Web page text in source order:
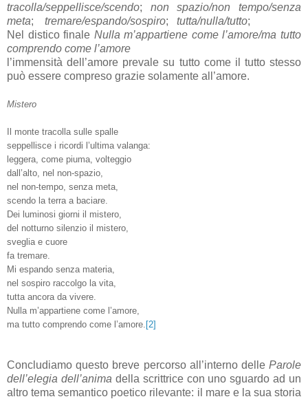
tracolla/seppellisce/scendo; non spazio/non tempo/senza
meta; tremare/espando/sospiro; tutta/nulla/tutto;
Nel distico finale Nulla m’appartiene come l’amore/ma tutto
comprendo come l’amore
l’immensità dell’amore prevale su tutto come il tutto stesso
può essere compreso grazie solamente all’amore.
Mistero
Il monte tracolla sulle spalle
seppellisce i ricordi l’ultima valanga:
leggera, come piuma, volteggio
dall’alto, nel non-spazio,
nel non-tempo, senza meta,
scendo la terra a baciare.
Dei luminosi giorni il mistero,
del notturno silenzio il mistero,
sveglia e cuore
fa tremare.
Mi espando senza materia,
nel sospiro raccolgo la vita,
tutta ancora da vivere.
Nulla m’appartiene come l’amore,
ma tutto comprendo come l’amore. [2]
Concludiamo questo breve percorso all’interno delle Parole
dell’elegia dell’anima della scrittrice con uno sguardo ad un
altro tema semantico poetico rilevante: il mare e la sua storia